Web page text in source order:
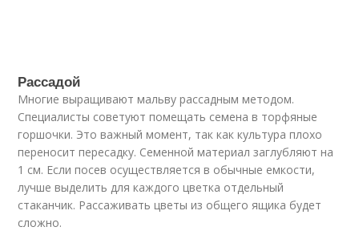
Рассадой
Многие выращивают мальву рассадным методом.
Специалисты советуют помещать семена в торфяные
горшочки. Это важный момент, так как культура плохо
переносит пересадку. Семенной материал заглубляют на
1 см. Если посев осуществляется в обычные емкости,
лучше выделить для каждого цветка отдельный
стаканчик. Рассаживать цветы из общего ящика будет
сложно.